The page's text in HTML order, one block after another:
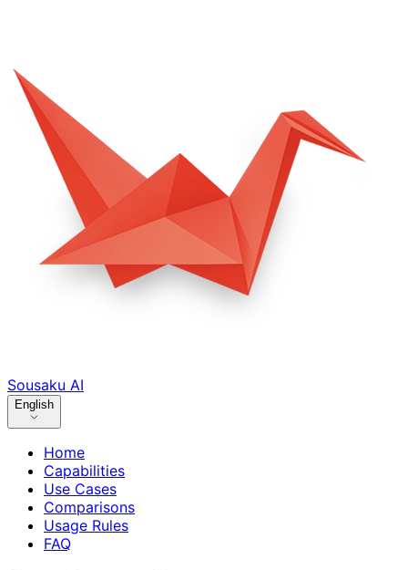
Sousaku AI
English
Home
Capabilities
Use Cases
Comparisons
Usage Rules
FAQ